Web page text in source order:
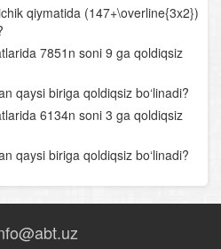
oraliqlari
qiymatida (147+\overline{3x2})
7851n soni 9 ga qoldiqsiz
qaysi biriga qoldiqsiz bo‘linadi?
6134n soni 3 ga qoldiqsiz
qaysi biriga qoldiqsiz bo‘linadi?